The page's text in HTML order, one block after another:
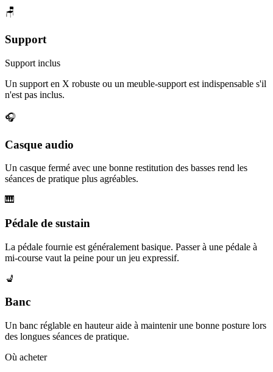
🪑
Support
Support inclus
Un support en X robuste ou un meuble-support est indispensable s'il
n'est pas inclus.
🎧
Casque audio
Un casque fermé avec une bonne restitution des basses rend les
séances de pratique plus agréables.
🎹
Pédale de sustain
La pédale fournie est généralement basique. Passer à une pédale à
mi-course vaut la peine pour un jeu expressif.
💺
Banc
Un banc réglable en hauteur aide à maintenir une bonne posture lors
des longues séances de pratique.
Où acheter